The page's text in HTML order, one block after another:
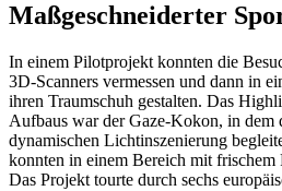
Maßgeschneiderter
In einem Pilotprojekt konnten die
3D-Scanners vermessen und dann in
ihren Traumschuh gestalten. Das
Aufbaus war der Gaze-Kokon, in dem
dynamischen Lichtinszenierung
konnten in einem Bereich mit frischem
Das Projekt tourte durch sechs